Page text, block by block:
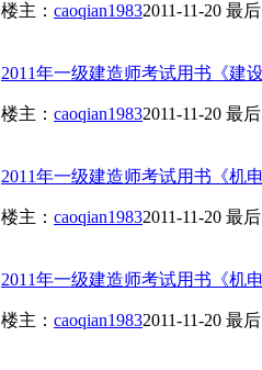
楼主： caoqian19832011-11-20 最
2011年一级建造师考试用书《建
楼主： caoqian19832011-11-20 最
2011年一级建造师考试用书《机
楼主： caoqian19832011-11-20 最
2011年一级建造师考试用书《机
楼主： caoqian19832011-11-20 最